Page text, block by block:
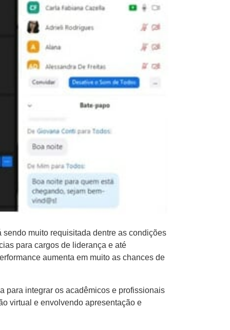
muito requisitada dentre as condições
para cargos de liderança e até
aumenta em muito as chances de
para integrar os acadêmicos e profissionais
virtual e envolvendo apresentação e